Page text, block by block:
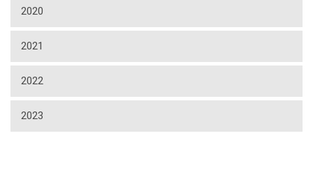
2020
2021
2022
2023